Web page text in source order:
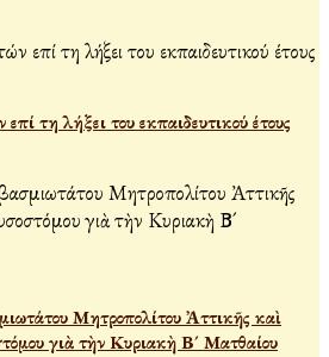
τη λήξει του εκπαιδευτικού έτους
Μητροπολίτου Ἀττικῆς καὶ
γιὰ τὴν Κυριακὴ Β´ Ματθαίου